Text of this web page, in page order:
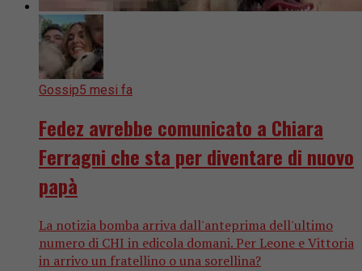
Gossip5 mesi fa
Fedez avrebbe comunicato a Chiara
Ferragni che sta per diventare di nuovo
papà
La notizia bomba arriva dall'anteprima dell'ultimo
numero di CHI in edicola domani. Per Leone e Vittoria
in arrivo un fratellino o una sorellina?